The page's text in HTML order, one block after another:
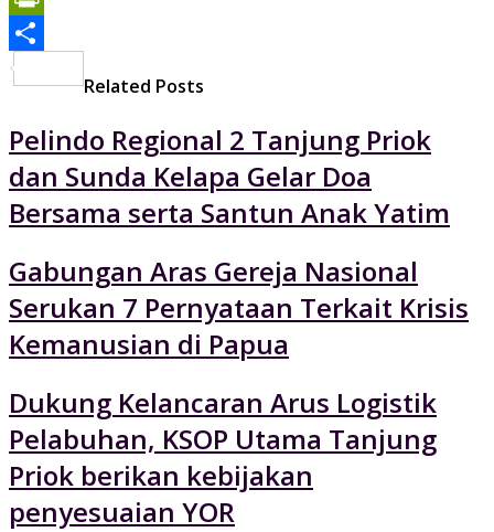
PrintFriendly
Related Posts
Pelindo Regional 2 Tanjung Priok
dan Sunda Kelapa Gelar Doa
Bersama serta Santun Anak Yatim
Gabungan Aras Gereja Nasional
Serukan 7 Pernyataan Terkait Krisis
Kemanusian di Papua
Dukung Kelancaran Arus Logistik
Pelabuhan, KSOP Utama Tanjung
Priok berikan kebijakan
penyesuaian YOR